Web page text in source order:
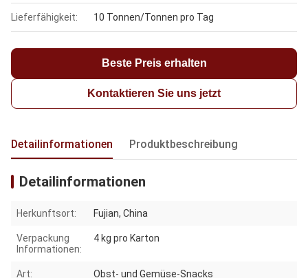
Lieferfähigkeit: 10 Tonnen/Tonnen pro Tag
Beste Preis erhalten
Kontaktieren Sie uns jetzt
Detailinformationen Produktbeschreibung
Detailinformationen
Herkunftsort: Fujian, China
Verpackung
Informationen:
4 kg pro Karton
Art: Obst- und Gemüse-Snacks